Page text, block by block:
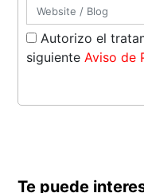
Autorizo el
siguiente Aviso de
Te puede